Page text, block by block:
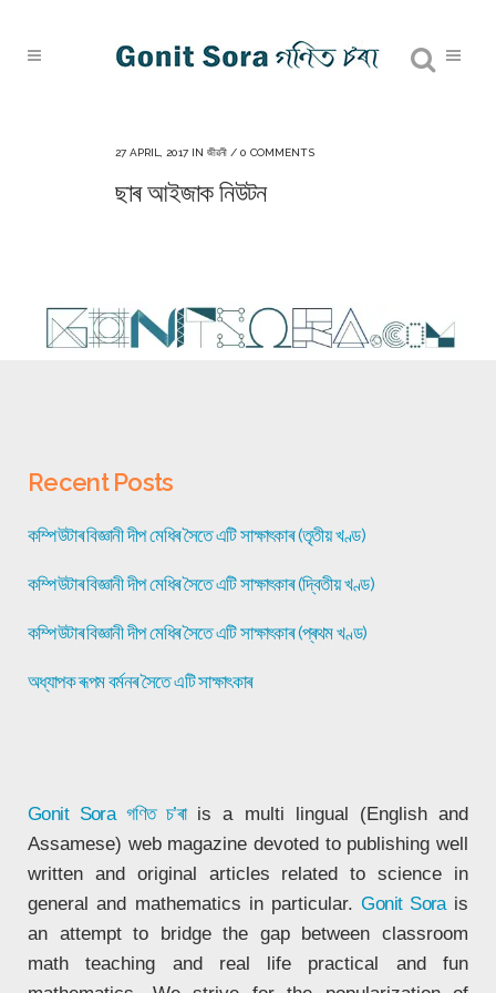
27 APRIL, 2017 IN জীৱনী / 0 COMMENTS
ছাৰ আইজাক নিউটন
Recent Posts
কম্পিউটাৰ বিজ্ঞানী দীপ মেধিৰ সৈতে এটি সাক্ষাৎকাৰ (তৃতীয় খণ্ড)
কম্পিউটাৰ বিজ্ঞানী দীপ মেধিৰ সৈতে এটি সাক্ষাৎকাৰ (দ্বিতীয় খণ্ড)
কম্পিউটাৰ বিজ্ঞানী দীপ মেধিৰ সৈতে এটি সাক্ষাৎকাৰ (প্ৰথম খণ্ড)
অধ্যাপক ৰূপম বৰ্মনৰ সৈতে এটি সাক্ষাৎকাৰ
Gonit Sora গণিত চ’ৰাis a multi lingual (English and
Assamese) web magazine devoted to publishing well
written and original articles related to science in
general and mathematics in particular.Gonit Sorais
an attempt to bridge the gap between classroom
math teaching and real life practical and fun